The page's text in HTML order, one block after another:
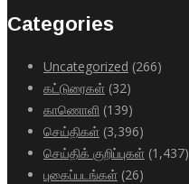
Categories
Uncategorized (266)
கட்டுரைகள் (32)
காணொளி (139)
செய்திகள் (3,396)
செய்திக் குறிப்புகள் (1,437)
புகைப்படங்கள் (26)